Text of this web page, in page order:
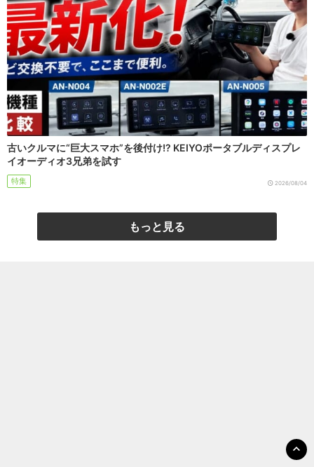
古いクルマに“巨大スマホ”を後付け!? KEIYOポータブルディスプレ
イオーディオ3兄弟を試す
特集 2026/08/04
もっと見る